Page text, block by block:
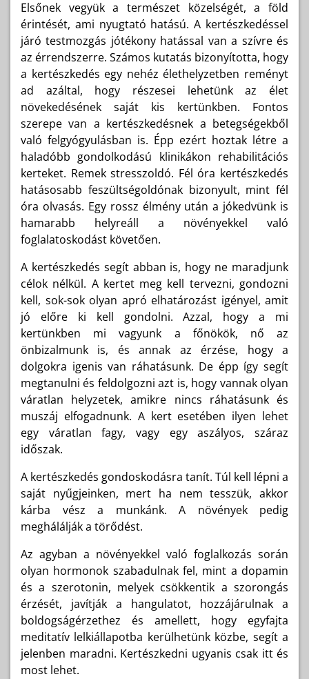
Elsőnek vegyük a természet közelségét, a föld
érintését, ami nyugtató hatású. A kertészkedéssel
járó testmozgás jótékony hatással van a szívre és
az érrendszerre. Számos kutatás bizonyította, hogy
a kertészkedés egy nehéz élethelyzetben reményt
ad azáltal, hogy részesei lehetünk az élet
növekedésének saját kis kertünkben. Fontos
szerepe van a kertészkedésnek a betegségekből
való felgyógyulásban is. Épp ezért hoztak létre a
haladóbb gondolkodású klinikákon rehabilitációs
kerteket. Remek stresszoldó. Fél óra kertészkedés
hatásosabb feszültségoldónak bizonyult, mint fél
óra olvasás. Egy rossz élmény után a jókedvünk is
hamarabb helyreáll a növényekkel való
foglalatoskodást követően.
A kertészkedés segít abban is, hogy ne maradjunk
célok nélkül. A kertet meg kell tervezni, gondozni
kell, sok-sok olyan apró elhatározást igényel, amit
jó előre ki kell gondolni. Azzal, hogy a mi
kertünkben mi vagyunk a főnökök, nő az
önbizalmunk is, és annak az érzése, hogy a
dolgokra igenis van ráhatásunk. De épp így segít
megtanulni és feldolgozni azt is, hogy vannak olyan
váratlan helyzetek, amikre nincs ráhatásunk és
muszáj elfogadnunk. A kert esetében ilyen lehet
egy váratlan fagy, vagy egy aszályos, száraz
időszak.
A kertészkedés gondoskodásra tanít. Túl kell lépni a
saját nyűgjeinken, mert ha nem tesszük, akkor
kárba vész a munkánk. A növények pedig
meghálálják a törődést.
Az agyban a növényekkel való foglalkozás során
olyan hormonok szabadulnak fel, mint a dopamin
és a szerotonin, melyek csökkentik a szorongás
érzését, javítják a hangulatot, hozzájárulnak a
boldogságérzethez és amellett, hogy egyfajta
meditatív lelkiállapotba kerülhetünk közbe, segít a
jelenben maradni. Kertészkedni ugyanis csak itt és
most lehet.